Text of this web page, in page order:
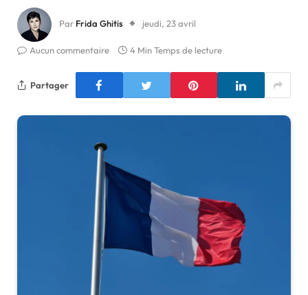
Par Frida Ghitis jeudi, 23 avril
Aucun commentaire 4 Min Temps de lecture
Partager